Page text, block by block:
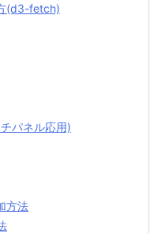
(d3-fetch)
パネル応用)
方法